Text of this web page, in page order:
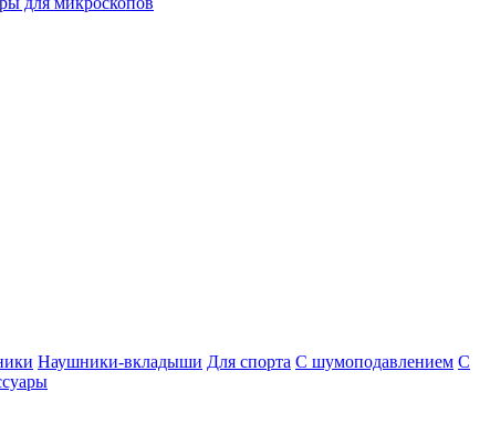
Наушники-вкладыши Для спорта С шумоподавлением С